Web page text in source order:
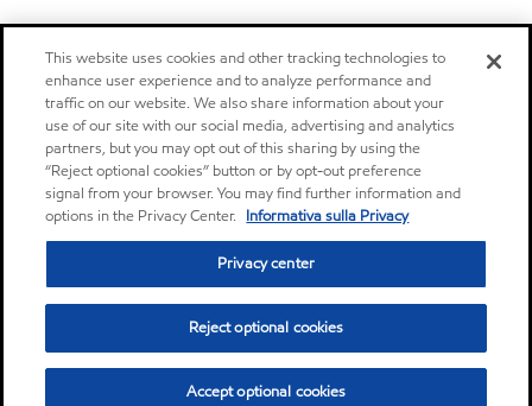
This website uses cookies and other tracking technologies to
enhance user experience and to analyze performance and
traffic on our website. We also share information about your
use of our site with our social media, advertising and analytics
partners, but you may opt out of this sharing by using the
“Reject optional cookies” button or by opt-out preference
signal from your browser. You may find further information and
options in the Privacy Center. Informativa sulla Privacy
Privacy center
Reject optional cookies
Accept optional cookies